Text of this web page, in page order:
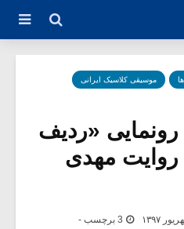
موسیقی کلاسیک ایرانی
«ردیف
روایت مهدی
3 برچسب -